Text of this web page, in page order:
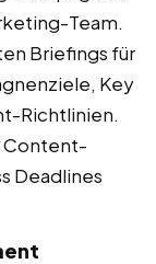
Team.
Briefings für
Key
Richtlinien.
Content-
Deadlines